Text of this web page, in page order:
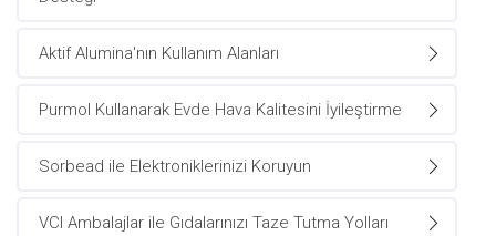
Aktif Alumina'nın Kullanım Alanları
Purmol Kullanarak Evde Hava Kalitesini İyileştirme
Sorbead ile Elektroniklerinizi Koruyun
VCI Ambalajlar ile Gıdalarınızı Taze Tutma Yolları